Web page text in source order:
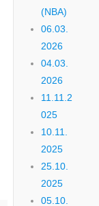
(NBA)
06.03.
2026
04.03.
2026
11.11.2
025
10.11.
2025
25.10.
2025
05.10.